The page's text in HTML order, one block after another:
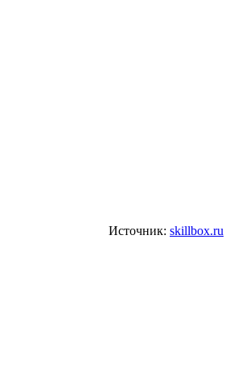
Источник: skillbox.ru